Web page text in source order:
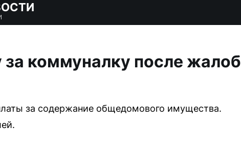
за коммуналку после жалоб
за содержание общедомового имущества.